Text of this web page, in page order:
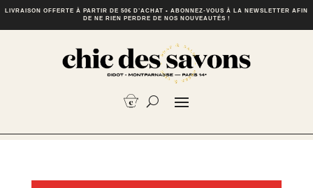
LIVRAISON OFFERTE À PARTIR DE 50€ D’ACHAT • ABONNEZ-VOUS À LA NEWSLETTER AFIN
DE NE RIEN PERDRE DE NOS NOUVEAUTÉS !